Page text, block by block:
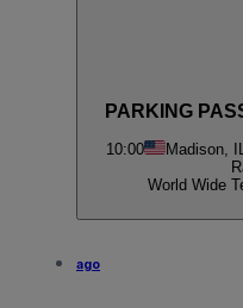
PARKING
10:00 Madison,
World Wide
ago